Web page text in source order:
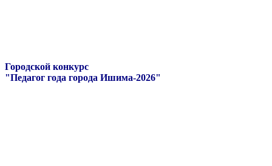
Городской конкурс
"Педагог года города Ишима-2026"